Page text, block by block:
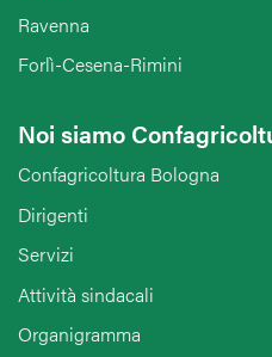
Ravenna
Forlì-Cesena-Rimini
Noi siamo
Confagricoltura Bologna
Dirigenti
Servizi
Attività sindacali
Organigramma